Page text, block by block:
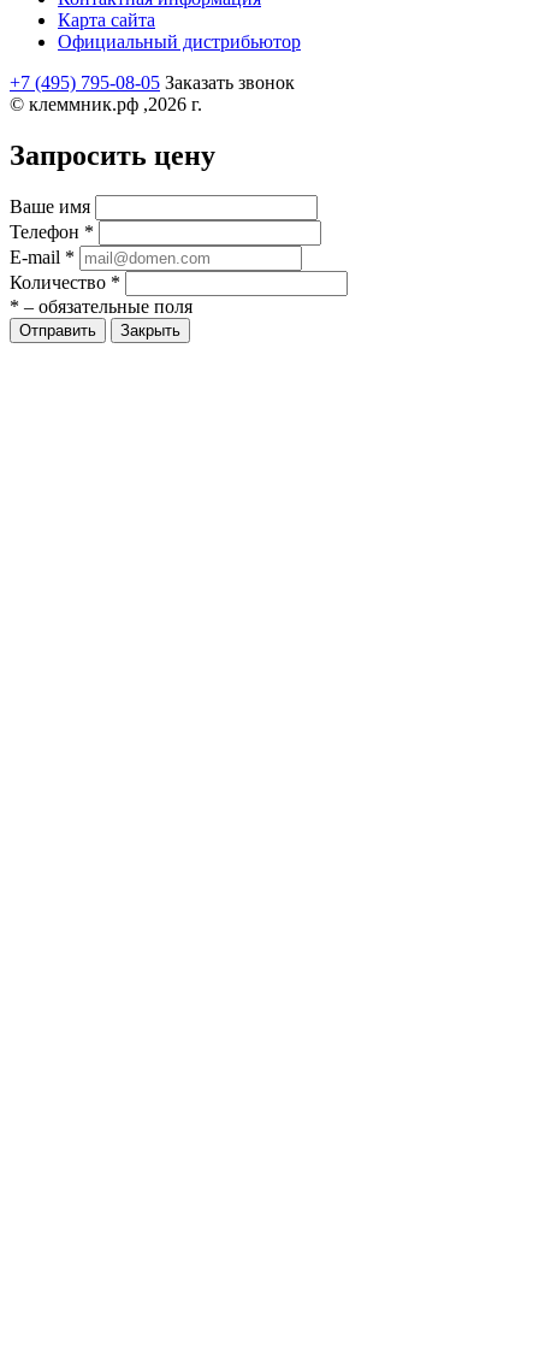
Карта сайта
Официальный дистрибьютор
+7 (495) 795-08-05 Заказать звонок
© клеммник.рф ,2026 г.
Запросить цену
Ваше имя
Телефон *
E-mail *
Количество *
* – обязательные поля
Закрыть